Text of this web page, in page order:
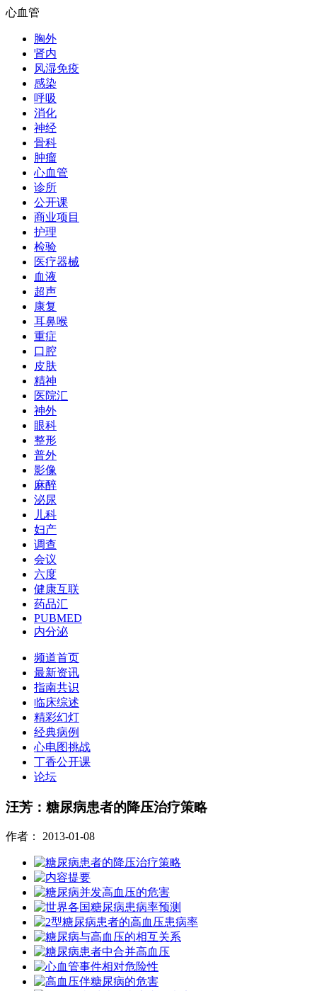
心血管
胸外
肾内
风湿免疫
感染
呼吸
消化
神经
骨科
肿瘤
心血管
诊所
公开课
商业项目
护理
检验
医疗器械
血液
超声
康复
耳鼻喉
重症
口腔
皮肤
精神
医院汇
神外
眼科
整形
普外
影像
麻醉
泌尿
儿科
妇产
调查
会议
六度
健康互联
药品汇
PUBMED
内分泌
频道首页
最新资讯
指南共识
临床综述
精彩幻灯
经典病例
心电图挑战
丁香公开课
论坛
汪芳：糖尿病患者的降压治疗策略
作者： 2013-01-08